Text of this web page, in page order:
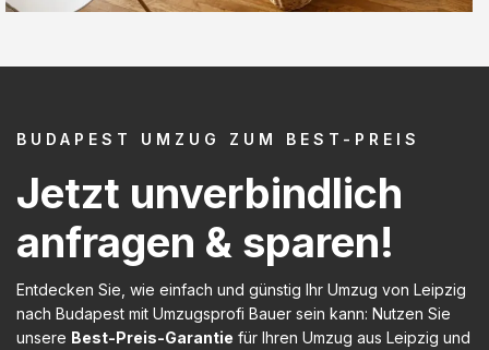
BUDAPEST UMZUG ZUM BEST-PREIS
Jetzt unverbindlich
anfragen & sparen!
Entdecken Sie, wie einfach und günstig Ihr Umzug von Leipzig
nach Budapest mit Umzugsprofi Bauer sein kann: Nutzen Sie
unsere Best-Preis-Garantie für Ihren Umzug aus Leipzig und